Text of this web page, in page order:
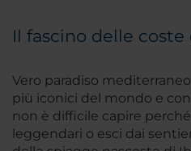
Il fascino delle coste
Vero paradiso
più iconici del mondo e
non è difficile capire
leggendari o esci dai